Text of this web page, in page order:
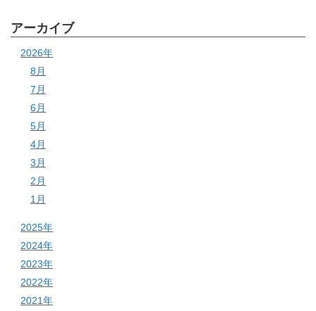
アーカイブ
2026年
8月
7月
6月
5月
4月
3月
2月
1月
2025年
2024年
2023年
2022年
2021年